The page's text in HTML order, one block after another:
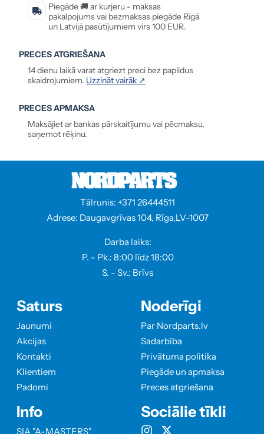
Piegāde 🚚 ar kurjeru - maksas
pakalpojums vai bezmaksas piegāde Rīgā
un Latvijā pasūtījumiem virs 100 EUR.
PRECES ATGRIEŠANA
14 dienu laikā varat atgriezt preci bez papildus
skaidrojumiem. Uzzināt vairāk ↗
PRECES APMAKSA
Maksājiet ar bankas pārskaitījumu vai pēcmaksu,
saņemot rēķinu.
Tālrunis: +371 26444511
Adrese: Daugavgrīvas 104, Rīga,LV-1007
Darba laiks:
P. - Pk.: 8:00 līdz 18:00
S. - Sv.: Brīvs
Saturs
Jaunumi
Akcijas
Kontakti
Klientiem
Padomi
Info
SIA "A-MASTERS"
Noderīgi
Par Nordparts.lv
Sadarbība
Privātuma politika
Piegāde un apmaksa
Preces atgriešana
Sociālie tīkli